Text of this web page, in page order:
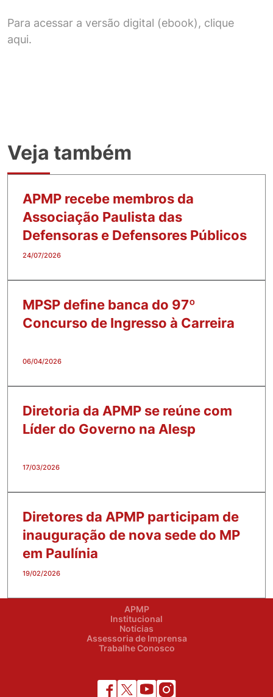
Para acessar a versão digital (ebook), clique
aqui.
Veja também
APMP recebe membros da
Associação Paulista das
Defensoras e Defensores Públicos
24/07/2026
MPSP define banca do 97º
Concurso de Ingresso à Carreira
06/04/2026
Diretoria da APMP se reúne com
Líder do Governo na Alesp
17/03/2026
Diretores da APMP participam de
inauguração de nova sede do MP
em Paulínia
19/02/2026
APMP
Institucional
Notícias
Assessoria de Imprensa
Trabalhe Conosco